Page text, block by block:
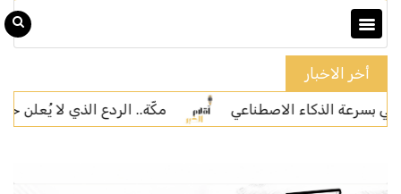
أخر الاخبار
الذكاء الاصطناعي مكّة.. الردع الذي لا يُعلن حربًا